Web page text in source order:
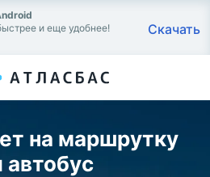
и еще удобнее!
Скачать
на маршрутку
автобус